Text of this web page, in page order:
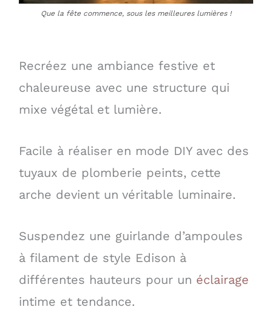
Que la fête commence, sous les meilleures lumières !
Recréez une ambiance festive et
chaleureuse avec une structure qui
mixe végétal et lumière.
Facile à réaliser en mode DIY avec des
tuyaux de plomberie peints, cette
arche devient un véritable luminaire.
Suspendez une guirlande d’ampoules
à filament de style Edison à
différentes hauteurs pour un éclairage
intime et tendance.